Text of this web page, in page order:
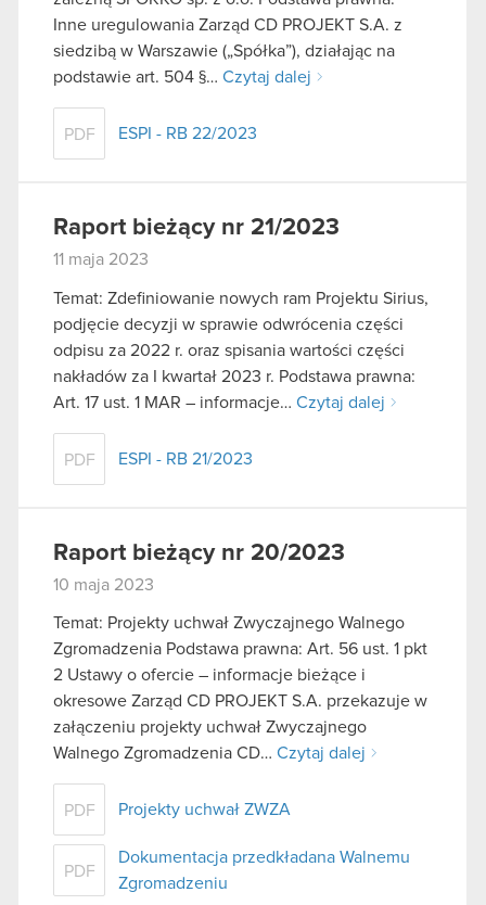
Inne uregulowania Zarząd CD PROJEKT S.A. z
siedzibą w Warszawie („Spółka”), działając na
podstawie art. 504 §… Czytaj dalej
PDF ESPI - RB 22/2023
Raport bieżący nr 21/2023
11 maja 2023
Temat: Zdefiniowanie nowych ram Projektu Sirius,
podjęcie decyzji w sprawie odwrócenia części
odpisu za 2022 r. oraz spisania wartości części
nakładów za I kwartał 2023 r. Podstawa prawna:
Art. 17 ust. 1 MAR – informacje… Czytaj dalej
PDF ESPI - RB 21/2023
Raport bieżący nr 20/2023
10 maja 2023
Temat: Projekty uchwał Zwyczajnego Walnego
Zgromadzenia Podstawa prawna: Art. 56 ust. 1 pkt
2 Ustawy o ofercie – informacje bieżące i
okresowe Zarząd CD PROJEKT S.A. przekazuje w
załączeniu projekty uchwał Zwyczajnego
Walnego Zgromadzenia CD… Czytaj dalej
PDF Projekty uchwał ZWZA
PDF
Dokumentacja przedkładana Walnemu
Zgromadzeniu